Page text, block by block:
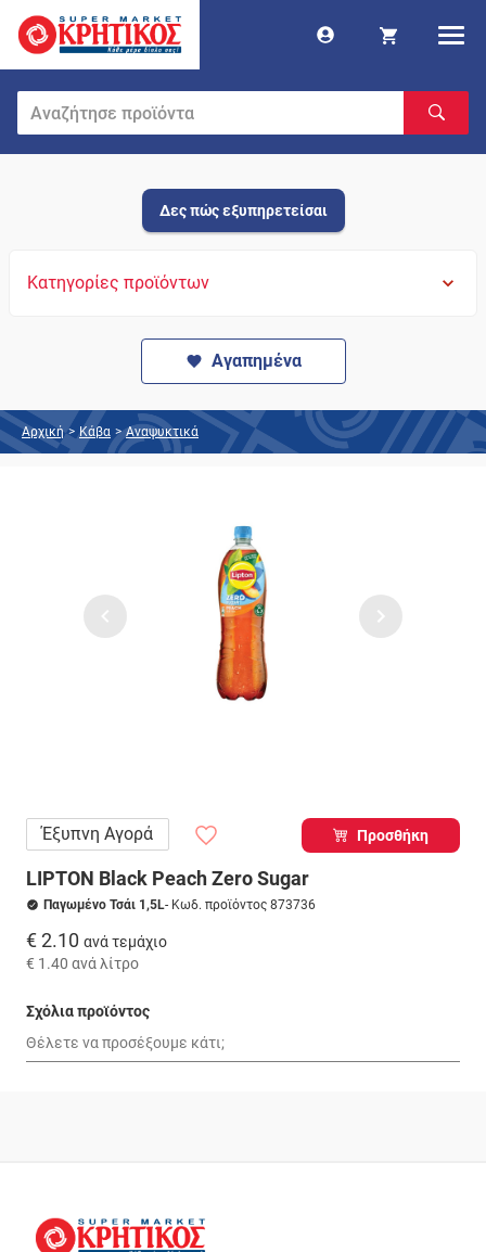
Δες πώς εξυπηρετείσαι
Κατηγορίες προϊόντων
Αγαπημένα
Αρχική > Κάβα > Αναψυκτικά
Έξυπνη Αγορά Προσθήκη
LIPTON Black Peach Zero Sugar
Παγωμένο Τσάι 1,5L- Κωδ. προϊόντος 873736
€ 2.10 ανά τεμάχιο
€ 1.40 ανά λίτρο
Σχόλια προϊόντος